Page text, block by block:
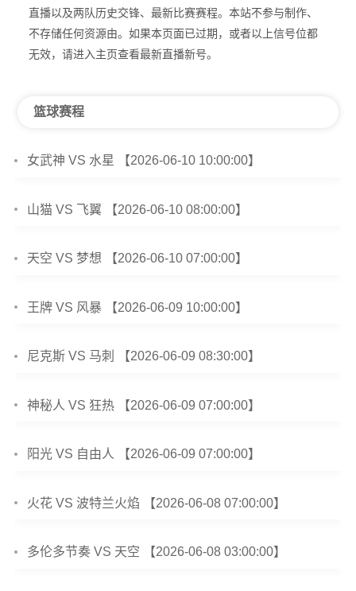
直播以及两队历史交锋、最新比赛赛程。本站不参与制作、
不存储任何资源由。如果本页面已过期，或者以上信号位都
无效，请进入主页查看最新直播新号。
篮球赛程
女武神 VS 水星 【2026-06-10 10:00:00】
山猫 VS 飞翼 【2026-06-10 08:00:00】
天空 VS 梦想 【2026-06-10 07:00:00】
王牌 VS 风暴 【2026-06-09 10:00:00】
尼克斯 VS 马刺 【2026-06-09 08:30:00】
神秘人 VS 狂热 【2026-06-09 07:00:00】
阳光 VS 自由人 【2026-06-09 07:00:00】
火花 VS 波特兰火焰 【2026-06-08 07:00:00】
多伦多节奏 VS 天空 【2026-06-08 03:00:00】